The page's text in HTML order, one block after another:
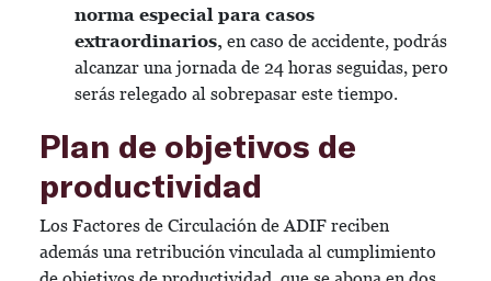
norma especial para casos
extraordinarios, en caso de accidente, podrás
alcanzar una jornada de 24 horas seguidas, pero
serás relegado al sobrepasar este tiempo.
Plan de objetivos de
productividad
Los Factores de Circulación de ADIF reciben
además una retribución vinculada al cumplimiento